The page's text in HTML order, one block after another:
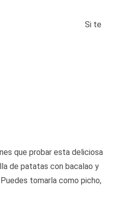
Si te
que probar esta deliciosa
de patatas con bacalao y
tomarla como picho,